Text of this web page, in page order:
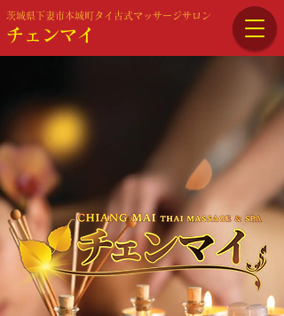
茨城県下妻市本城町タイ古式マッサージサロン
チェンマイ